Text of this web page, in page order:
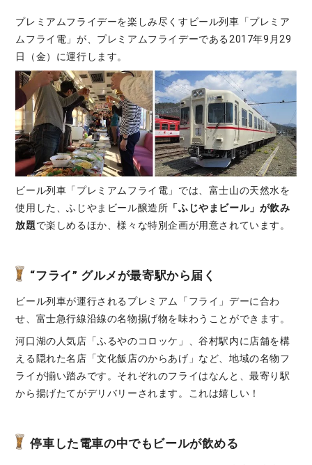
プレミアムフライデーを楽しみ尽くすビール列車「プレミア
ムフライ電」が、プレミアムフライデーである2017年9月29
日（金）に運行します。
ビール列車「プレミアムフライ電」では、富士山の天然水を
使用した、ふじやまビール醸造所 「ふじやまビール」が飲み
放題で楽しめるほか、様々な特別企画が用意されています。
“フライ” グルメが最寄駅から届く
ビール列車が運行されるプレミアム「フライ」デーに合わ
せ、富士急行線沿線の名物揚げ物を味わうことができます。
河口湖の人気店「ふるやのコロッケ」、谷村駅内に店舗を構
える隠れた名店「文化飯店のからあげ」など、地域の名物フ
ライが揃い踏みです。それぞれのフライはなんと、最寄り駅
から揚げたてがデリバリーされます。これは嬉しい！
停車した電車の中でもビールが飲める